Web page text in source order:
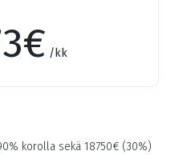
€ /kk
korolla sekä 18750€ (30%)